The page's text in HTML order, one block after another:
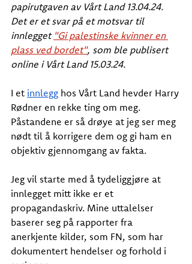
papirutgaven av Vårt Land 13.04.24.
Det er et svar på et motsvar til
innlegget "Gi palestinske kvinner en
plass ved bordet", som ble publisert
online i Vårt Land 15.03.24.
I et innlegg hos Vårt Land hevder Harry
Rødner en rekke ting om meg.
Påstandene er så drøye at jeg ser meg
nødt til å korrigere dem og gi ham en
objektiv gjennomgang av fakta.
Jeg vil starte med å tydeliggjøre at
innlegget mitt ikke er et
propagandaskriv. Mine uttalelser
baserer seg på rapporter fra
anerkjente kilder, som FN, som har
dokumentert hendelser og forhold i